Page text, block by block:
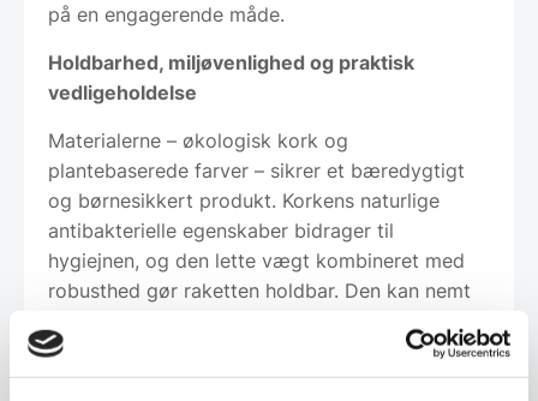
på en engagerende måde.
Holdbarhed, miljøvenlighed og praktisk
vedligeholdelse
Materialerne – økologisk kork og
plantebaserede farver – sikrer et bæredygtigt
og børnesikkert produkt. Korkens naturlige
antibakterielle egenskaber bidrager til
hygiejnen, og den lette vægt kombineret med
robusthed gør raketten holdbar. Den kan nemt
vedligeholdelsen enkel. Minimal emballage uden
plastik understøtter produktets miljøprofil og